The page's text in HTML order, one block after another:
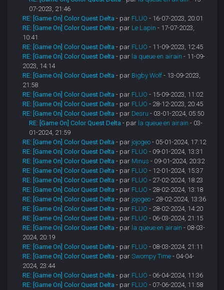
07-2023, 21:46
RE: [Game On] Color Quest Delta - par FLUO - 16-07-2023, 20:01
RE: [Game On] Color Quest Delta - par Le Lapin - 17-07-2023,
10:41
RE: [Game On] Color Quest Delta - par FLUO - 11-09-2023, 12:45
RE: [Game On] Color Quest Delta - par la queue en airain - 11-09-
2023, 14:14
RE: [Game On] Color Quest Delta - par Bigby Wolf - 13-09-2023,
21:58
RE: [Game On] Color Quest Delta - par FLUO - 15-09-2023, 11:02
RE: [Game On] Color Quest Delta - par FLUO - 28-12-2023, 20:45
RE: [Game On] Color Quest Delta - par Desru - 03-01-2024, 05:50
RE: [Game On] Color Quest Delta - par la queue en airain - 03-
01-2024, 21:59
RE: [Game On] Color Quest Delta - par jojogeo - 05-01-2024, 17:12
RE: [Game On] Color Quest Delta - par FLUO - 09-01-2024, 13:31
RE: [Game On] Color Quest Delta - par Minus - 09-01-2024, 20:32
RE: [Game On] Color Quest Delta - par FLUO - 12-01-2024, 15:37
RE: [Game On] Color Quest Delta - par FLUO - 27-02-2024, 18:23
RE: [Game On] Color Quest Delta - par FLUO - 28-02-2024, 13:18
RE: [Game On] Color Quest Delta - par jojogeo - 28-02-2024, 13:36
RE: [Game On] Color Quest Delta - par FLUO - 28-02-2024, 14:20
RE: [Game On] Color Quest Delta - par FLUO - 06-03-2024, 21:15
RE: [Game On] Color Quest Delta - par la queue en airain - 08-03-
2024, 20:19
RE: [Game On] Color Quest Delta - par FLUO - 08-03-2024, 21:11
RE: [Game On] Color Quest Delta - parSwompy Time - 04-04-
2024, 23:44
RE: [Game On] Color Quest Delta - par FLUO - 06-04-2024, 11:36
RE: [Game On] Color Quest Delta - par FLUO - 07-06-2024, 11:58